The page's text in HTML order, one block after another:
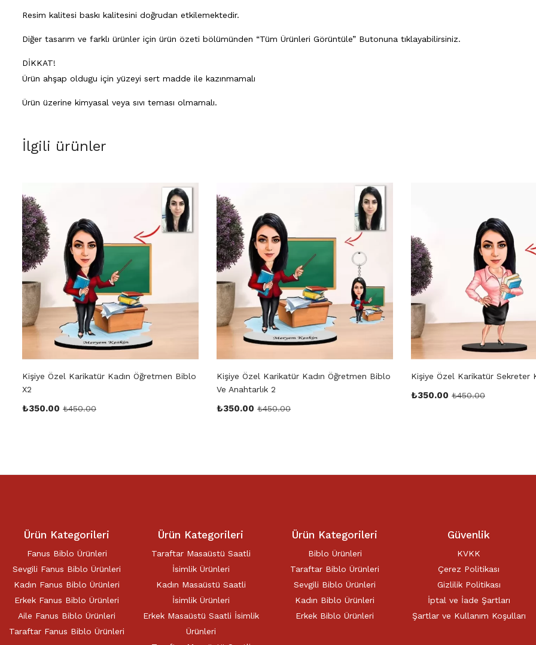
Resim kalitesi baskı kalitesini doğrudan etkilemektedir.
Diğer tasarım ve farklı ürünler için ürün özeti bölümünden “Tüm Ürünleri Görüntüle” Butonuna tıklayabilirsiniz.
DİKKAT!
Ürün ahşap oldugu için yüzeyi sert madde ile kazınmamalı
Ürün üzerine kimyasal veya sıvı teması olmamalı.
İlgili ürünler
Kişiye Özel Karikatür Kadın Öğretmen Biblo
X2
₺350.00 ₺450.00
Kişiye Özel Karikatür Kadın Öğretmen Biblo
Ve Anahtarlık 2
₺350.00 ₺450.00
Kişiye Özel Karikatür Sekreter
₺350.00 ₺450.00
Ürün Kategorileri
Fanus Biblo Ürünleri
Sevgili Fanus Biblo Ürünleri
Kadın Fanus Biblo Ürünleri
Erkek Fanus Biblo Ürünleri
Aile Fanus Biblo Ürünleri
Taraftar Fanus Biblo Ürünleri
Ürün Kategorileri
Taraftar Masaüstü Saatli
İsimlik Ürünleri
Kadın Masaüstü Saatli
İsimlik Ürünleri
Erkek Masaüstü Saatli İsimlik
Ürünleri
Ürün Kategorileri
Biblo Ürünleri
Taraftar Biblo Ürünleri
Sevgili Biblo Ürünleri
Kadın Biblo Ürünleri
Erkek Biblo Ürünleri
Güvenlik
KVKK
Çerez Politikası
Gizlilik Politikası
İptal ve İade Şartları
Şartlar ve Kullanım Koşulları